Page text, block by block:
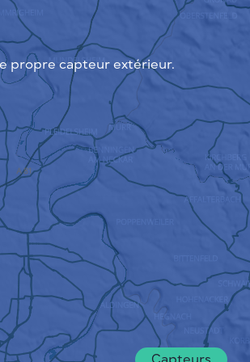
propre capteur extérieur.
CABINET
CARTES DES VILLES
SENSOR NEBO
A PROPOS DE NOUS
LANGUE DU SITE
English
Česky
Deutsch